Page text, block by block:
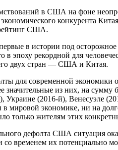
в США на фоне
экономического конкурента
США.
в истории под
в эпоху рекордной для
двух стран — США и Китая.
для современной экономики
значительные из них, на
Украине (2016-й), Венесуэле
в мировой экономике, ни на
только жителям этих
дефолта США ситуация
временем их потенциально